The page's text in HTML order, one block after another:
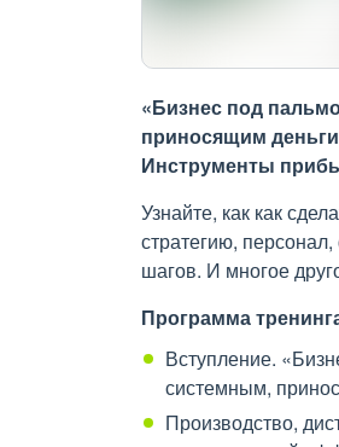
«Бизнес под
приносящим
Инструменты
Узнайте, как как
стратегию,
шагов. И многое
Программа
Вступление.
системным,
Производство,